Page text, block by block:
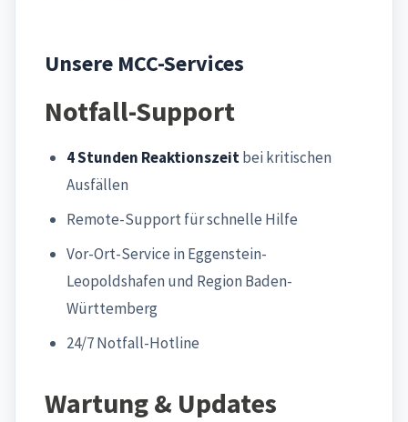
Unsere MCC-Services
Notfall-Support
4 Stunden Reaktionszeitbei kritischen
Ausfällen
Remote-Support für schnelle Hilfe
Vor-Ort-Service in Eggenstein-
Leopoldshafen und Region Baden-
Württemberg
24/7 Notfall-Hotline
Wartung & Updates